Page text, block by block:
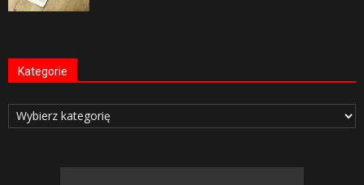
Kategorie
Kategorie